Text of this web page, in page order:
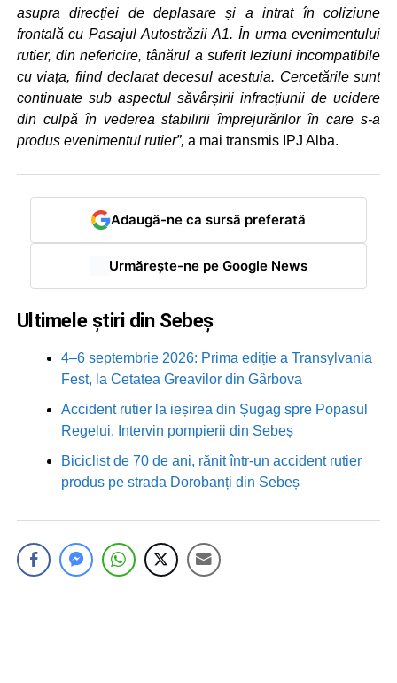
asupra direcției de deplasare și a intrat în coliziune
frontală cu Pasajul Autostrăzii A1. În urma evenimentului
rutier, din nefericire, tânărul a suferit leziuni incompatibile
cu viața, fiind declarat decesul acestuia. Cercetările sunt
continuate sub aspectul săvârșirii infracțiunii de ucidere
din culpă în vederea stabilirii împrejurărilor în care s-a
produs evenimentul rutier”, a mai transmis IPJ Alba.
Adaugă-ne ca sursă preferată
Urmărește-ne pe Google News
Ultimele știri din Sebeș
4–6 septembrie 2026: Prima ediție a Transylvania
Fest, la Cetatea Greavilor din Gârbova
Accident rutier la ieșirea din Șugag spre Popasul
Regelui. Intervin pompierii din Sebeș
Biciclist de 70 de ani, rănit într-un accident rutier
produs pe strada Dorobanți din Sebeș